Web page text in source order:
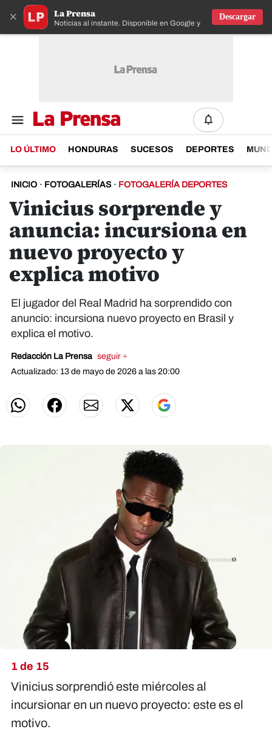
× La Prensa
Noticias al instante. Disponible en Google y IOS
Descargar
LO ÚLTIMO HONDURAS SUCESOS DEPORTES
INICIO · FOTOGALERÍAS · FOTOGALERÍA DEPORTES
Vinicius sorprende y
anuncia: incursiona en
nuevo proyecto y
explica motivo
El jugador del Real Madrid ha sorprendido con
anuncio: incursiona nuevo proyecto en Brasil y
explica el motivo.
Redacción La Prensa seguir +
Actualizado: 13 de mayo de 2026 a las 20:00
1 de 15
Vinicius sorprendió este miércoles al
incursionar en un nuevo proyecto: este es el
motivo.
X